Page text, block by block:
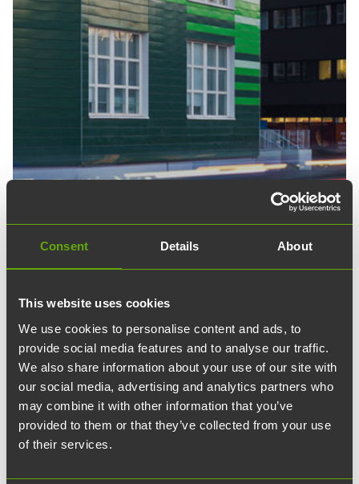
Consent Details About
This website uses cookies
We use cookies to personalise content and ads, to
provide social media features and to analyse our traffic.
We also share information about your use of our site with
our social media, advertising and analytics partners who
may combine it with other information that you’ve
provided to them or that they’ve collected from your use
of their services.
articleUutiset 24.11.2025
LEED Gold miljöcertifiering
för ElectroCity